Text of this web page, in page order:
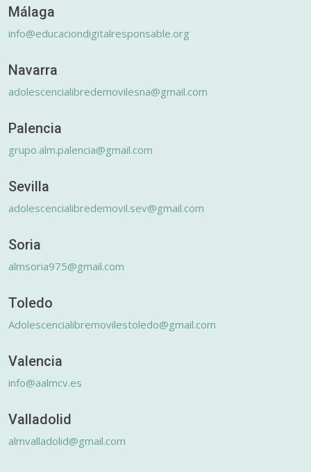
Málaga
info@educaciondigitalresponsable.org
Navarra
adolescencialibredemovilesna@gmail.com
Palencia
grupo.alm.palencia@gmail.com
Sevilla
adolescencialibredemovil.sev@gmail.com
Soria
almsoria975@gmail.com
Toledo
Adolescencialibremovilestoledo@gmail.com
Valencia
info@aalmcv.es
Valladolid
almvalladolid@gmail.com